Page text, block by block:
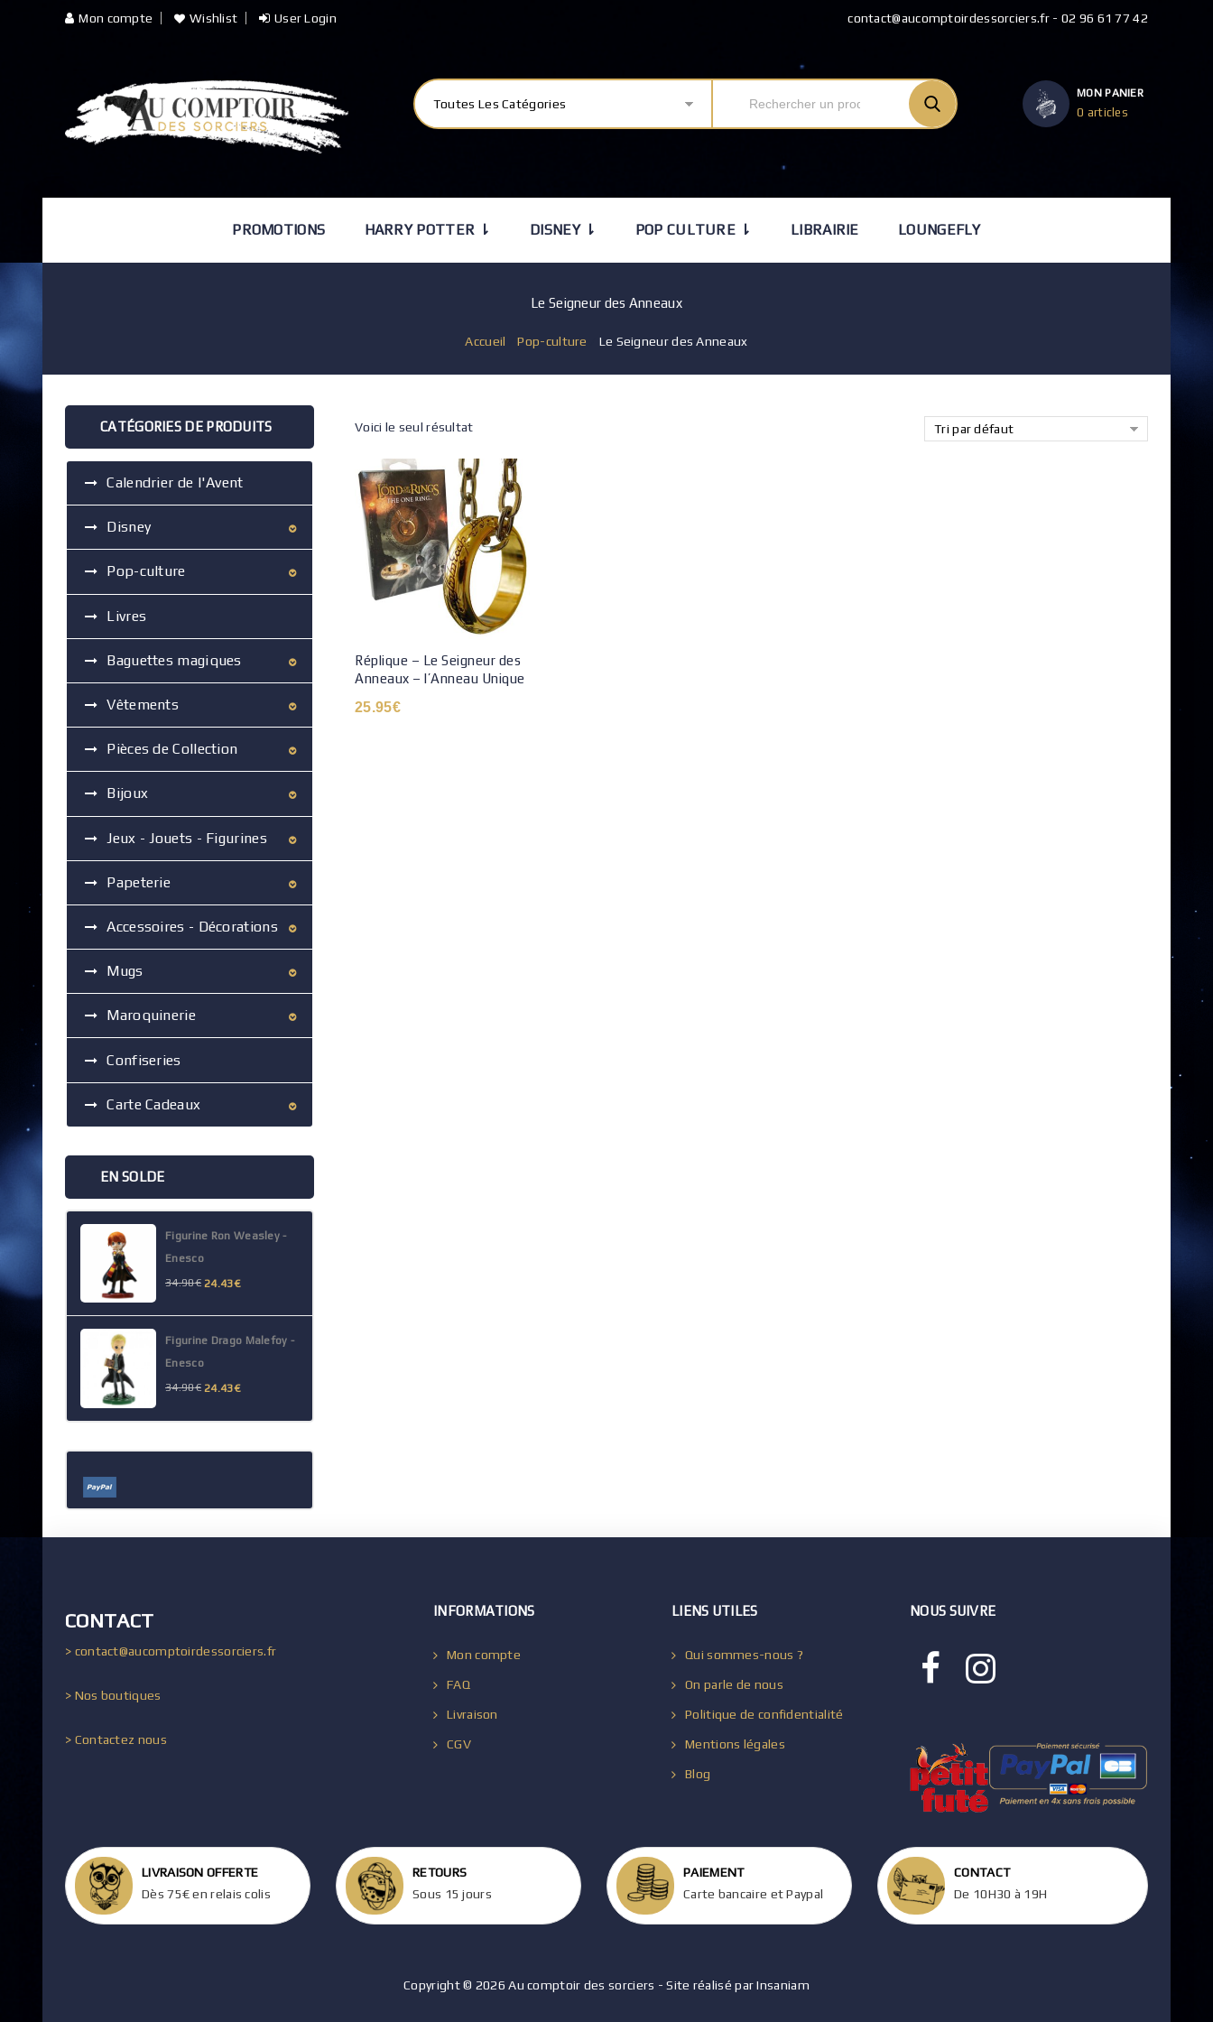
Mon compte Wishlist User Login contact@aucomptoirdessorciers.fr - 02 96 61 77 42
Toutes Les Catégories
MON PANIER
0 articles
PROMOTIONS HARRY POTTER ⇂ DISNEY ⇂ POP CULTURE ⇂ LIBRAIRIE LOUNGEFLY
Le Seigneur des Anneaux
Accueil /Pop-culture Le Seigneur des Anneaux
Voici le seul résultat Tri par défaut
Réplique – Le Seigneur des
Anneaux – l’Anneau Unique
25.95€
CATÉGORIES DE PRODUITS
Calendrier de l'Avent
Disney
Pop-culture
Livres
Baguettes magiques
Vêtements
Pièces de Collection
Bijoux
Jeux - Jouets - Figurines
Papeterie
Accessoires - Décorations
Mugs
Maroquinerie
Confiseries
Carte Cadeaux
EN SOLDE
Figurine Ron Weasley -
Enesco
34.90€ 24.43€
Figurine Drago Malefoy -
Enesco
34.90€ 24.43€
CONTACT
> contact@aucomptoirdessorciers.fr
> Nos boutiques
> Contactez nous
INFORMATIONS
Mon compte
FAQ
Livraison
CGV
LIENS UTILES
Qui sommes-nous ?
On parle de nous
Politique de confidentialité
Mentions légales
Blog
NOUS SUIVRE
LIVRAISON OFFERTE
Dès 75€ en relais colis
RETOURS
Sous 15 jours
PAIEMENT
Carte bancaire et Paypal
CONTACT
De 10H30 à 19H
Copyright © 2026 Au comptoir des sorciers - Site réalisé par Insaniam